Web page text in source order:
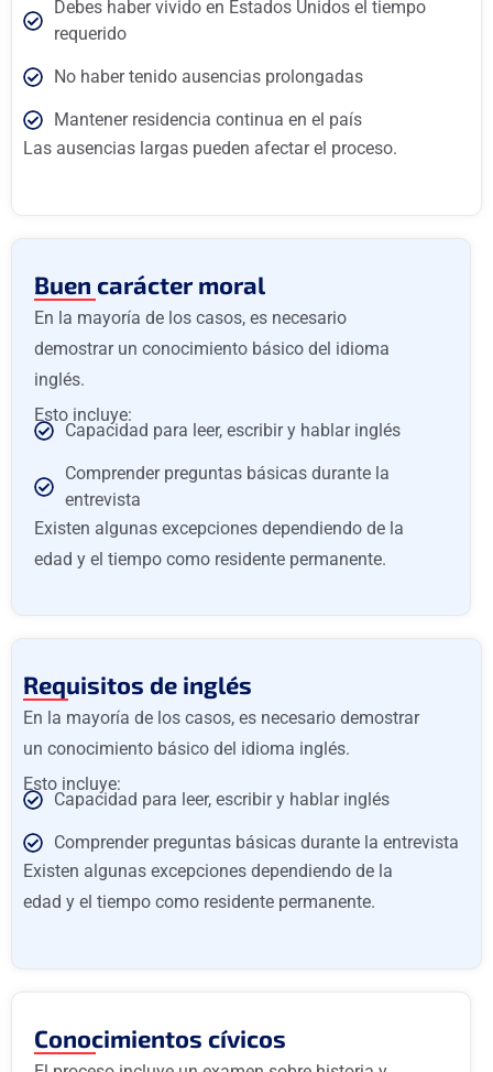
Debes haber vivido en Estados Unidos el tiempo
requerido
No haber tenido ausencias prolongadas
Mantener residencia continua en el país
Las ausencias largas pueden afectar el proceso.
Buen carácter moral
En la mayoría de los casos, es necesario
demostrar un conocimiento básico del idioma
inglés.
Esto incluye:
Capacidad para leer, escribir y hablar inglés
Comprender preguntas básicas durante la
entrevista
Existen algunas excepciones dependiendo de la
edad y el tiempo como residente permanente.
Requisitos de inglés
En la mayoría de los casos, es necesario demostrar
un conocimiento básico del idioma inglés.
Esto incluye:
Capacidad para leer, escribir y hablar inglés
Comprender preguntas básicas durante la entrevista
Existen algunas excepciones dependiendo de la
edad y el tiempo como residente permanente.
Conocimientos cívicos